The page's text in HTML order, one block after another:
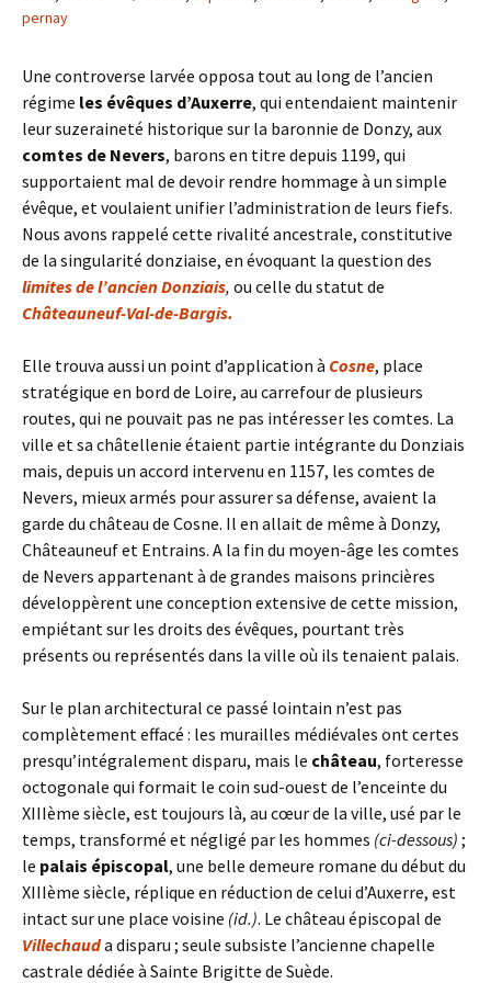
pernay
Une controverse larvée opposa tout au long de l’ancien
régime les évêques d’Auxerre, qui entendaient maintenir
leur suzeraineté historique sur la baronnie de Donzy, aux
comtes de Nevers, barons en titre depuis 1199, qui
supportaient mal de devoir rendre hommage à un simple
évêque, et voulaient unifier l’administration de leurs fiefs.
Nous avons rappelé cette rivalité ancestrale, constitutive
de la singularité donziaise, en évoquant la question des
limites de l’ancien Donziais, ou celle du statut de
Châteauneuf-Val-de-Bargis.
Elle trouva aussi un point d’application à Cosne, place
stratégique en bord de Loire, au carrefour de plusieurs
routes, qui ne pouvait pas ne pas intéresser les comtes. La
ville et sa châtellenie étaient partie intégrante du Donziais
mais, depuis un accord intervenu en 1157, les comtes de
Nevers, mieux armés pour assurer sa défense, avaient la
garde du château de Cosne. Il en allait de même à Donzy,
Châteauneuf et Entrains. A la fin du moyen-âge les comtes
de Nevers appartenant à de grandes maisons princières
développèrent une conception extensive de cette mission,
empiétant sur les droits des évêques, pourtant très
présents ou représentés dans la ville où ils tenaient palais.
Sur le plan architectural ce passé lointain n’est pas
complètement effacé : les murailles médiévales ont certes
presqu’intégralement disparu, mais le château, forteresse
octogonale qui formait le coin sud-ouest de l’enceinte du
XIIIème siècle, est toujours là, au cœur de la ville, usé par le
temps, transformé et négligé par les hommes (ci-dessous) ;
le palais épiscopal, une belle demeure romane du début du
XIIIème siècle, réplique en réduction de celui d’Auxerre, est
intact sur une place voisine (id.). Le château épiscopal de
Villechauda disparu ; seule subsiste l’ancienne chapelle
castrale dédiée à Sainte Brigitte de Suède.